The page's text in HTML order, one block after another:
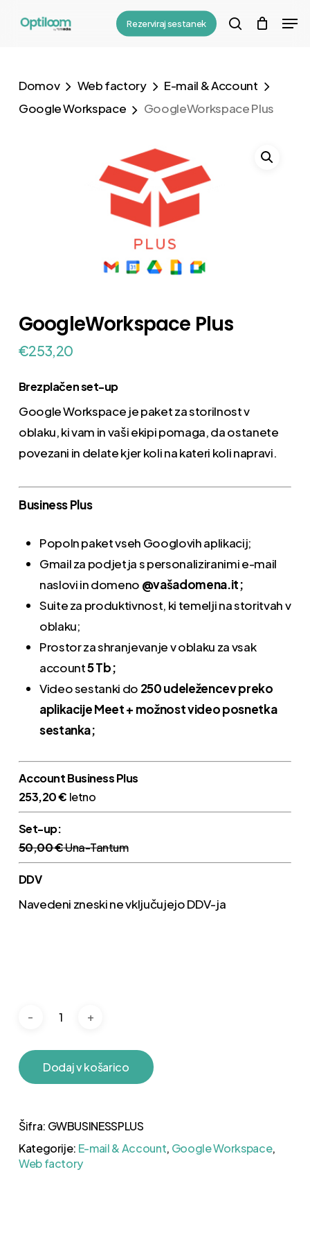
Rezerviraj sestanek
search
Domov Web factory
E-mail & Account
Google Workspace
GoogleWorkspace Plus
GoogleWorkspace Plus
€253,20
Brezplačen set-up
Google Workspace je paket za storilnost v
oblaku, ki vam in vaši ekipi pomaga, da ostanete
povezani in delate kjer koli na kateri koli napravi.
Business Plus
Popoln paket vseh Googlovih aplikacij;
Gmail za podjetja s personaliziranimi e-mail
naslovi in domeno @vašadomena.it;
Suite za produktivnost, ki temelji na storitvah v
oblaku;
Prostor za shranjevanje v oblaku za vsak
account5 Tb;
Video sestanki do 250 udeležencev preko
aplikacije Meet + možnost video posnetka
sestanka;
Account Business Plus
253,20 € letno
Set-up:
50,00 €Una-Tantum
DDV
Navedeni zneski ne vključujejo DDV-ja
Dodaj v košarico
Šifra: GWBUSINESSPLUS
Kategorije: E-mail & Account, Google Workspace,
Web factory